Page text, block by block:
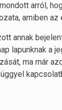
arról,
amiben
annak
lapunknak a
ma már